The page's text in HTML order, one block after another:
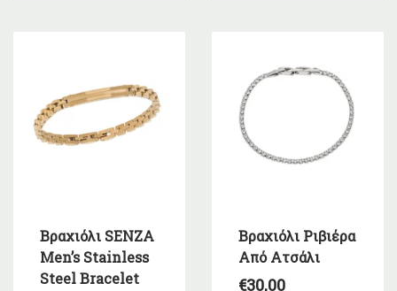
Βραχιόλι SENZA
Men’s Stainless
Steel Bracelet
Βραχιόλι Ριβιέρα
Από Ατσάλι
€30,00